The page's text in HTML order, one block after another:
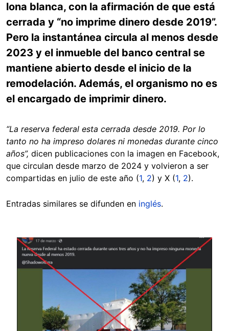
lona blanca, con la afirmación de que está
cerrada y “no imprime dinero desde 2019”.
Pero la instantánea circula al menos desde
2023 y el inmueble del banco central se
mantiene abierto desde el inicio de la
remodelación. Además, el organismo no es
el encargado de imprimir dinero.
“La reserva federal esta cerrada desde 2019. Por lo
tanto no ha impreso dolares ni monedas durante cinco
años”, dicen publicaciones con la imagen en Facebook,
que circulan desde marzo de 2024 y volvieron a ser
compartidas en julio de este año (1, 2) y X (1, 2).
Entradas similares se difunden en inglés.
Image